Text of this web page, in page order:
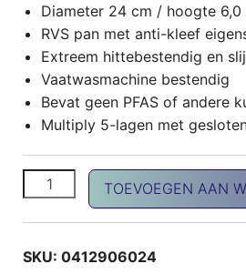
Diameter 24 cm / hoogte 6,0
RVS pan met anti-kleef
Extreem hittebestendig en
Vaatwasmachine bestendig
Bevat geen PFAS of andere
Multiply 5-lagen met
SPRING BRIGADE ULTIMATE
TOEVOEGEN AAN
SKU: 0412906024